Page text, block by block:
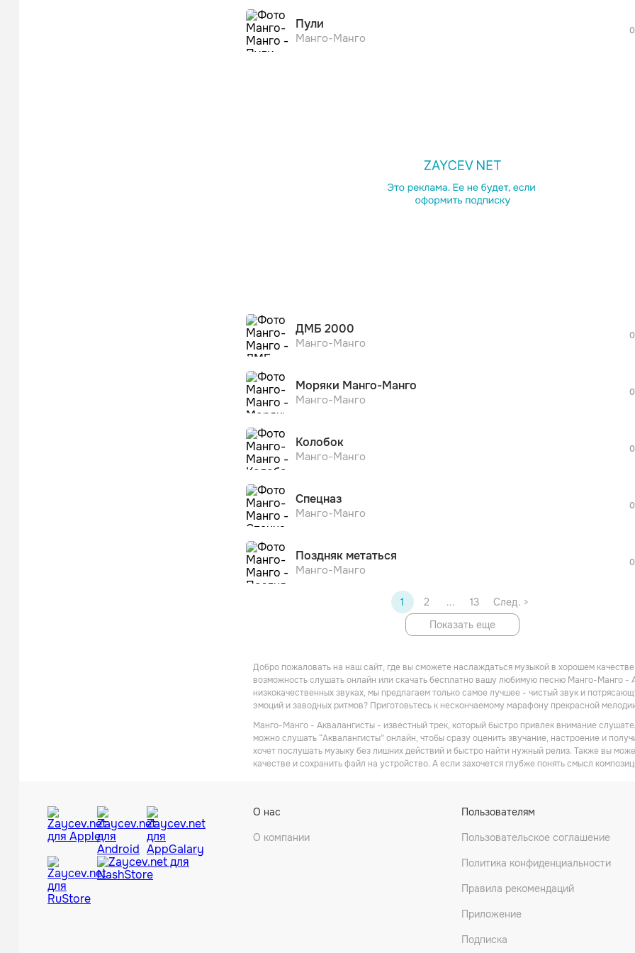
Пули
Манго-Манго
ДМБ 2000
Манго-Манго
Моряки Манго-Манго
Манго-Манго
Колобок
Манго-Манго
Спецназ
Манго-Манго
Поздняк метаться
Манго-Манго
1 2 ... 13
След. >
Показать еще
Добро пожаловать на наш сайт, где вы сможете наслаждаться музыкой в хорошем
возможность слушать онлайн или скачать бесплатно вашу любимую песню Манго-Манго -
низкокачественных звуках, мы предлагаем только самое лучшее - чистый звук и
эмоций и заводных ритмов? Приготовьтесь к нескончаемому марафону прекрасной
Манго-Манго - Аквалангисты - известный трек, который быстро привлек внимание
можно слушать “Аквалангисты” онлайн, чтобы сразу оценить звучание, настроение и
хочет послушать музыку без лишних действий и быстро найти нужный релиз. Также вы
качестве и сохранить файл на устройство. А если захочется глубже понять смысл
О нас
О компании
Пользователям
Пользовательское соглашение
Политика конфиденциальности
Правила рекомендаций
Приложение
Подписка